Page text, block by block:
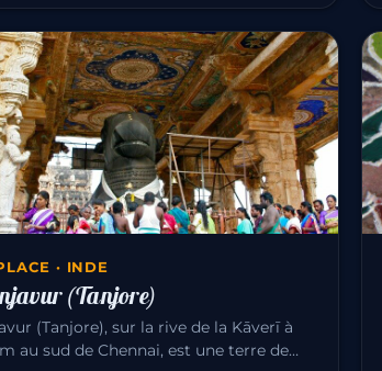
· INDE
(Tanjore)
(Tanjore), sur la rive de la Kāverī à
au sud de Chennai, est une terre de